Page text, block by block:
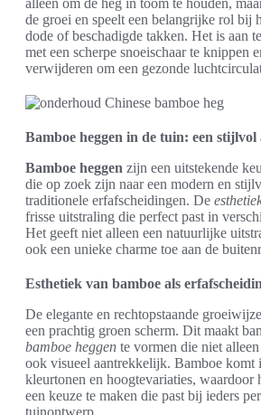
alleen om de heg in toom te houden,
de groei en speelt een belangrijke rol bij
dode of beschadigde takken. Het is aan
met een scherpe snoeischaar te knippen
verwijderen om een gezonde
Bamboe heggen in de tuin: een
Bamboe heggen zijn een uitstekende
die op zoek zijn naar een modern en
traditionele erfafscheidingen. De
frisse uitstraling die perfect past in
Het geeft niet alleen een natuurlijke
ook een unieke charme toe aan de
Esthetiek van bamboe als
De elegante en rechtopstaande
een prachtig groen scherm. Dit maakt
bamboe heggen te vormen die niet
ook visueel aantrekkelijk. Bamboe komt
kleurtonen en hoogtevariaties, waardoor
een keuze te maken die past bij ieders
tuinontwerp.